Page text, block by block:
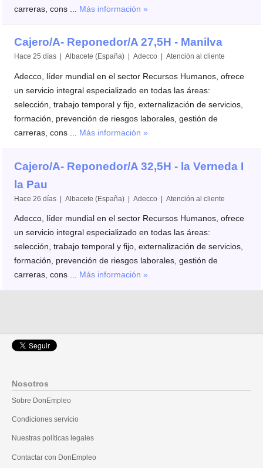
carreras, cons ... Más información »
Cajero/A- Reponedor/A 27,5H - Manilva
Hace 25 días | Albacete (España) | Adecco | Atención al cliente
Adecco, líder mundial en el sector Recursos Humanos, ofrece
un servicio integral especializado en todas las áreas:
selección, trabajo temporal y fijo, externalización de servicios,
formación, prevención de riesgos laborales, gestión de
carreras, cons ... Más información »
Cajero/A- Reponedor/A 32,5H - la Verneda I
la Pau
Hace 26 días | Albacete (España) | Adecco | Atención al cliente
Adecco, líder mundial en el sector Recursos Humanos, ofrece
un servicio integral especializado en todas las áreas:
selección, trabajo temporal y fijo, externalización de servicios,
formación, prevención de riesgos laborales, gestión de
carreras, cons ... Más información »
Nosotros
Sobre DonEmpleo
Condiciones servicio
Nuestras políticas legales
Contactar con DonEmpleo